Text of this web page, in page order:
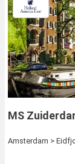
MS
Amsterdam >